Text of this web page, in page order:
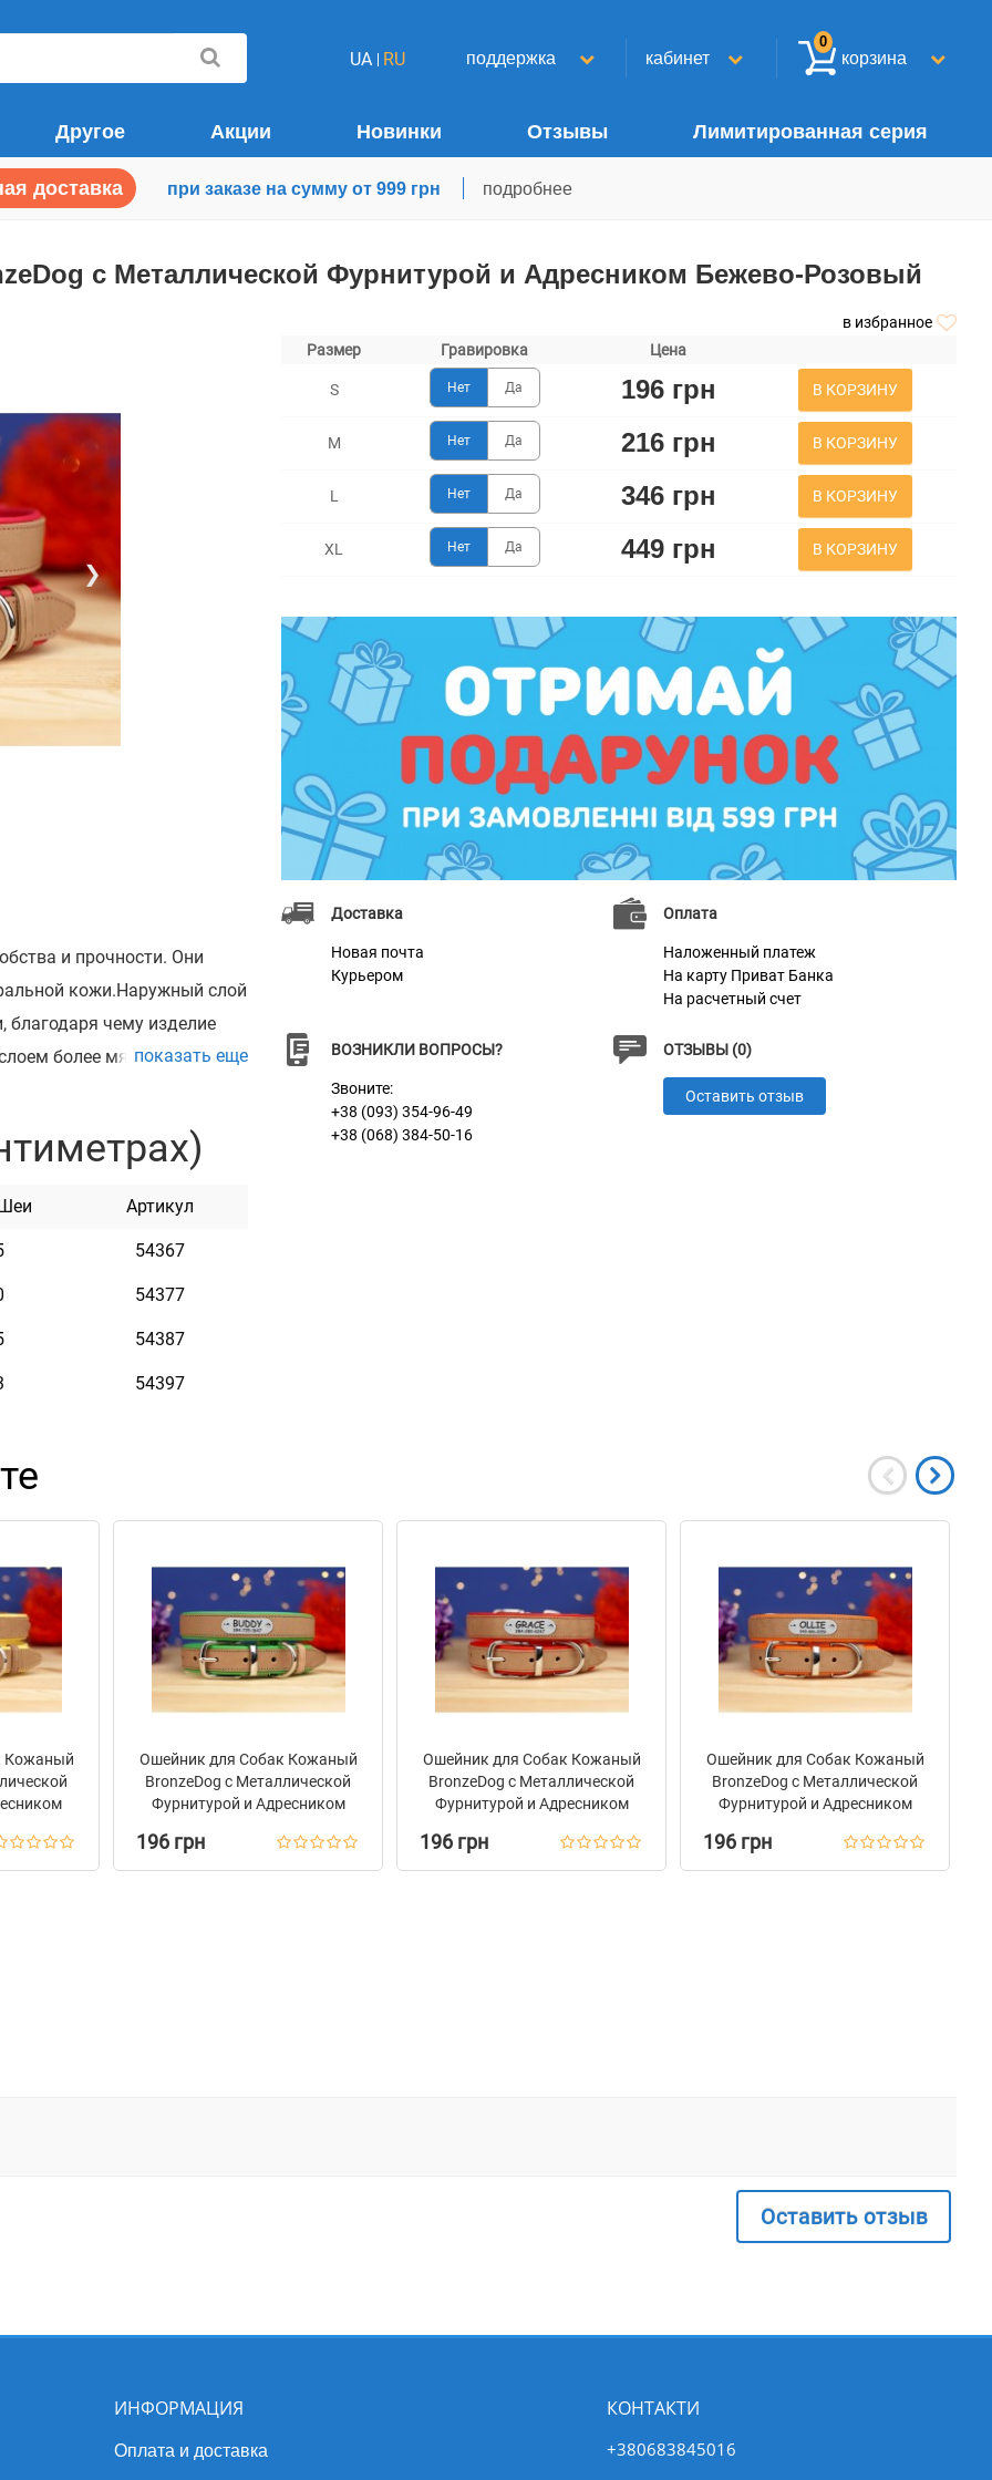
UA RU поддержка кабинет корзина
0
Другое Акции Новинки Отзывы Лимитированная серия
доставка при заказе на сумму от 999 грн подробнее
с Металлической Фурнитурой и Адресником Бежево-Розовый
в избранное
❯
и прочности. Они
кожи.Наружный слой
благодаря чему изделие
более мягкой и тонкой
для маленьких собак, так
заклепок можно
могут награвировать
не потускнеет. Чтобы
с информацией в
показать еще
Артикул
54367
54377
54387
54397
Размер Гравировка Цена
S Нет Да 196 грн В КОРЗИНУ
M Нет Да 216 грн В КОРЗИНУ
L Нет Да 346 грн В КОРЗИНУ
XL Нет Да 449 грн В КОРЗИНУ
Доставка
Новая почта
Курьером
Оплата
Наложенный платеж
На карту Приват Банка
На расчетный счет
ВОЗНИКЛИ ВОПРОСЫ?
Звоните:
+38 (093) 354-96-49
+38 (068) 384-50-16
ОТЗЫВЫ (0)
Оставить отзыв
Кожаный
Ошейник для Собак Кожаный
BronzeDog с Металлической
Фурнитурой и Адресником
196 грн
Ошейник для Собак Кожаный
BronzeDog с Металлической
Фурнитурой и Адресником
196 грн
Ошейник для Собак Кожаный
BronzeDog с Металлической
Фурнитурой и Адресником
196 грн
Оставить отзыв
ИНФОРМАЦИЯ
Оплата и доставка
КОНТАКТИ
+380683845016